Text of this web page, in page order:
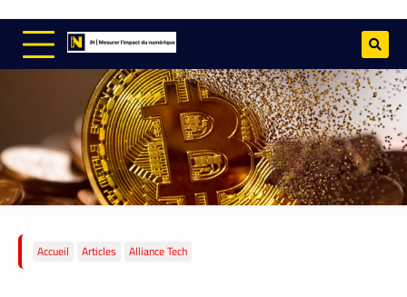
Accueil Articles Alliance Tech